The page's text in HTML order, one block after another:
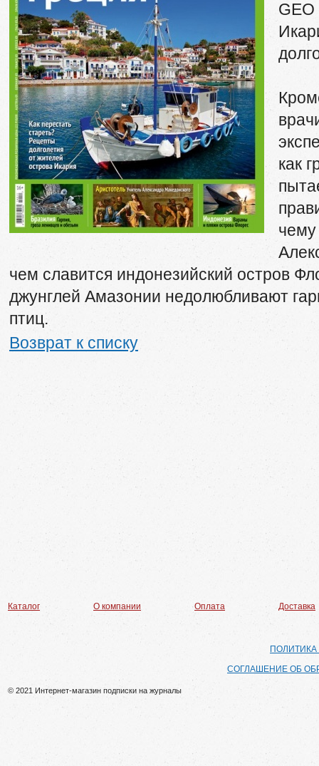
GEO
как
чему
чем славится индонезийский остров
джунглей Амазонии недолюбливают
птиц.
Возврат к списку
Каталог О компании Оплата Доставка
СОГЛАШЕНИЕ ОБ
© 2021 Интернет-магазин подписки на журналы